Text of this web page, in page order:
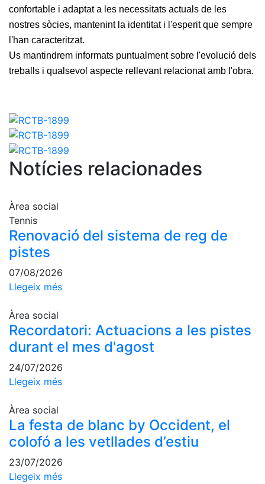
Jocs de taula
Penyes del
Club
Center
Entrenaments
Activitats
dirigides
Normativa
Restaurants
Restaurant
L'Snack
Casa Arilla
Chill Out
Bar
Piscina
Patrocini
Patrocinadors
Avantatges
socials
Publicitat a la
Revista
confortable i adaptat a les necessitats actuals de les
nostres sòcies, mantenint la identitat i l'esperit que sempre
l'han caracteritzat.
Us mantindrem informats puntualment sobre l'evolució dels
treballs i qualsevol aspecte rellevant relacionat amb l'obra.
Notícies relacionades
Àrea social
Tennis
Renovació del sistema de reg de
pistes
07/08/2026
Llegeix més
Àrea social
Recordatori: Actuacions a les pistes
durant el mes d'agost
24/07/2026
Llegeix més
Àrea social
La festa de blanc by Occident, el
colofó a les vetllades d’estiu
23/07/2026
Llegeix més